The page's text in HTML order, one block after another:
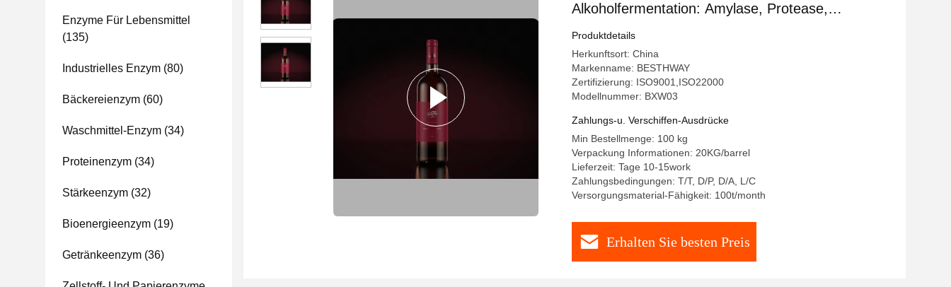
Enzyme Für Lebensmittel
(135)
Industrielles Enzym (80)
Bäckereienzym (60)
Waschmittel-Enzym (34)
Proteinenzym (34)
Stärkeenzym (32)
Bioenergieenzym (19)
Getränkeenzym (36)
Alkoholfermentation: Amylase, Protease,
Cellulase, Hemicellulase
Produktdetails
Herkunftsort: China
Markenname: BESTHWAY
Zertifizierung: ISO9001,ISO22000
Modellnummer: BXW03
Zahlungs-u. Verschiffen-Ausdrücke
Min Bestellmenge: 100 kg
Verpackung Informationen: 20KG/barrel
Lieferzeit: Tage 10-15work
Zahlungsbedingungen: T/T, D/P, D/A, L/C
Versorgungsmaterial-Fähigkeit: 100t/month
Erhalten Sie besten Preis